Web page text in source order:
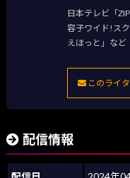
日本テレビ「
容子ワイド!ス
えほっと」など
このライ
配信情報